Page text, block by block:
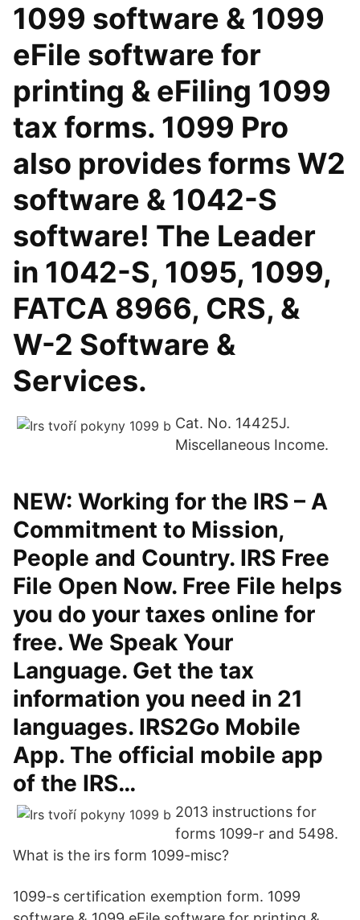
1099 software & 1099
eFile software for
printing & eFiling 1099
tax forms. 1099 Pro
also provides forms W2
software & 1042-S
software! The Leader
in 1042-S, 1095, 1099,
FATCA 8966, CRS, &
W-2 Software &
Services.
Cat. No. 14425J.
Miscellaneous Income.
NEW: Working for the IRS – A
Commitment to Mission,
People and Country. IRS Free
File Open Now. Free File helps
you do your taxes online for
free. We Speak Your
Language. Get the tax
information you need in 21
languages. IRS2Go Mobile
App. The official mobile app
of the IRS…
2013 instructions for
forms 1099-r and 5498.
What is the irs form 1099-misc?
1099-s certification exemption form. 1099